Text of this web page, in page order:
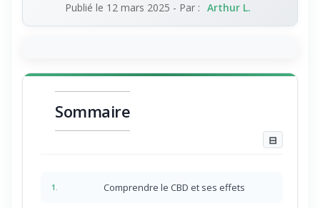
Publié le 12 mars 2025 - Par : Arthur L.
Sommaire
⊟
1. Comprendre le CBD et ses effets